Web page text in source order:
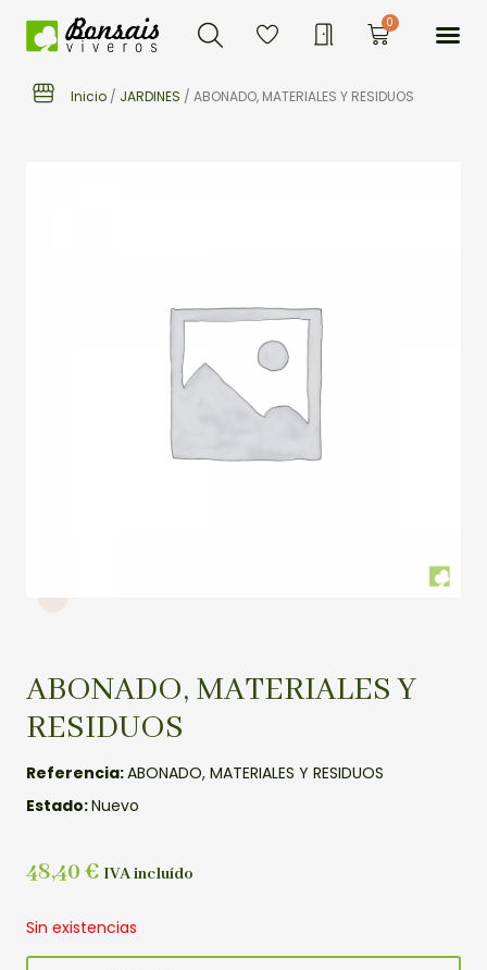
Buscar 0Carrito
Inicio / JARDINES / ABONADO, MATERIALES Y RESIDUOS
ABONADO, MATERIALES Y
RESIDUOS
Referencia:ABONADO, MATERIALES Y RESIDUOS
Estado:Nuevo
48,40 € IVA incluído
Sin existencias